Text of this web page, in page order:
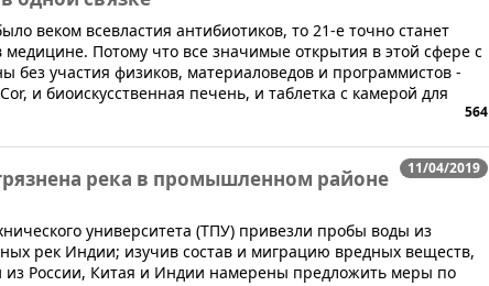
веком всевластия антибиотиков, то 21-е точно станет
медицине. Потому что все значимые открытия в этой сфере с
без участия физиков, материаловедов и программистов -
и биоискусственная печень, и таблетка с камерой для
564
11/04/2019
река в промышленном районе
университета (ТПУ) привезли пробы воды из
рек Индии; изучив состав и миграцию вредных веществ,
из России, Китая и Индии намерены предложить меры по